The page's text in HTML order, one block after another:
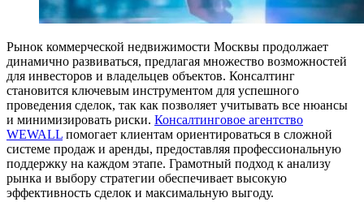
Рынок коммерческой недвижимости Москвы продолжает
динамично развиваться, предлагая множество возможностей
для инвесторов и владельцев объектов. Консалтинг
становится ключевым инструментом для успешного
проведения сделок, так как позволяет учитывать все нюансы
и минимизировать риски. Консалтинговое агентство
WEWALL помогает клиентам ориентироваться в сложной
системе продаж и аренды, предоставляя профессиональную
поддержку на каждом этапе. Грамотный подход к анализу
рынка и выбору стратегии обеспечивает высокую
эффективность сделок и максимальную выгоду.